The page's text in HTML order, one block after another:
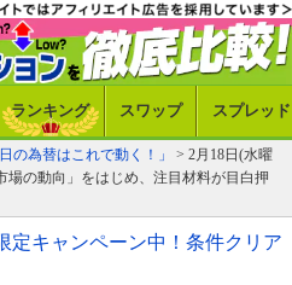
ランキング スワップ スプレッド
の為替はこれで動く！」
> 2月18日(水曜
の動向」をはじめ、注目材料が目白押
定キャンペーン中！条件クリア